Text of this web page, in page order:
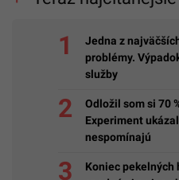
Jedna z
problémy.
služby
Odložil som si 70
Experiment
nespomínajú
Koniec pekelných